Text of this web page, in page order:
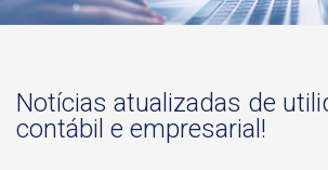
Notícias atualizadas de
contábil e empresarial!